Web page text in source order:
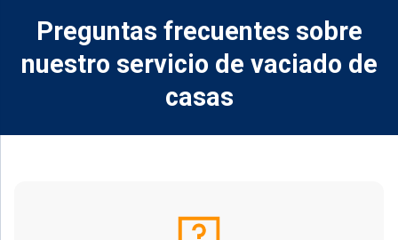
Preguntas frecuentes sobre
nuestro servicio de vaciado de
casas